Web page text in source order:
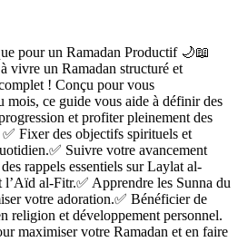
pour un Ramadan Productif 🌙📖
vivre un Ramadan structuré et
! Conçu pour vous
mois, ce guide vous aide à définir des
et profiter pleinement des
Fixer des objectifs spirituels et
Suivre votre avancement
rappels essentiels sur Laylat al-
l’Aïd al-Fitr.✅ Apprendre les Sunna du
votre adoration.✅ Bénéficier de
religion et développement personnel.
maximiser votre Ramadan et en faire